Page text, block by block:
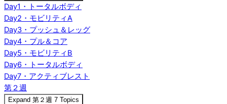
Day1・トータルボディ
Day2・モビリティA
Day3・プッシュ＆レッグ
Day4・プル＆コア
Day5・モビリティB
Day6・トータルボディ
Day7・アクティブレスト
第２週
Expand 第２週 7 Topics